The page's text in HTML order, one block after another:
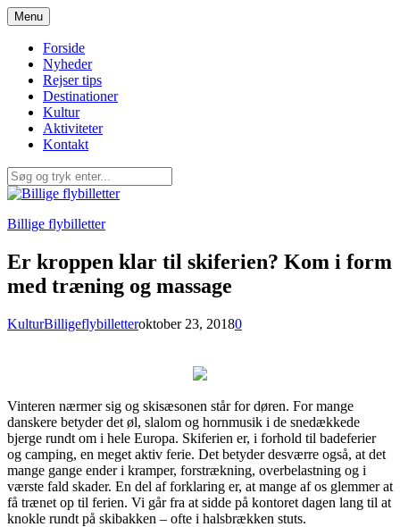
Spring
til
indhold
Menu
Forside
Nyheder
Rejser tips
Destinationer
Kultur
Aktiviteter
Kontakt
Billige flybilletter
Er kroppen klar til skiferien? Kom i form
med træning og massage
KulturBilligeflybilletteroktober 23, 20180
Vinteren nærmer sig og skisæsonen står for døren. For mange
danskere betyder det øl, slalom og hornmusik i de snedækkede
bjerge rundt om i hele Europa. Skiferien er, i forhold til badeferier
og camping, en meget aktiv ferie. Det betyder desværre også, at det
mange gange ender i kramper, forstrækning, overbelastning og i
værste fald skader. En del af forklaring er, at mange af os glemmer at
få trænet op til ferien. Vi går fra at sidde på kontoret dagen lang til at
knokle rundt på skibakken – ofte i halsbrækken stuts.